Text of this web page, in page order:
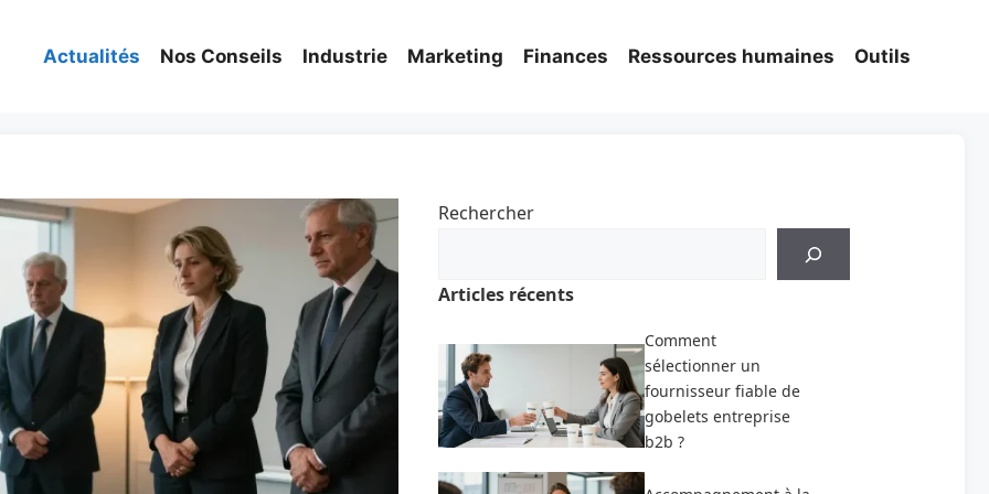
Actualités Nos Conseils Industrie Marketing Finances Ressources humaines Outils
Rechercher
Articles récents
Comment
sélectionner un
fournisseur fiable de
gobelets entreprise
b2b ?